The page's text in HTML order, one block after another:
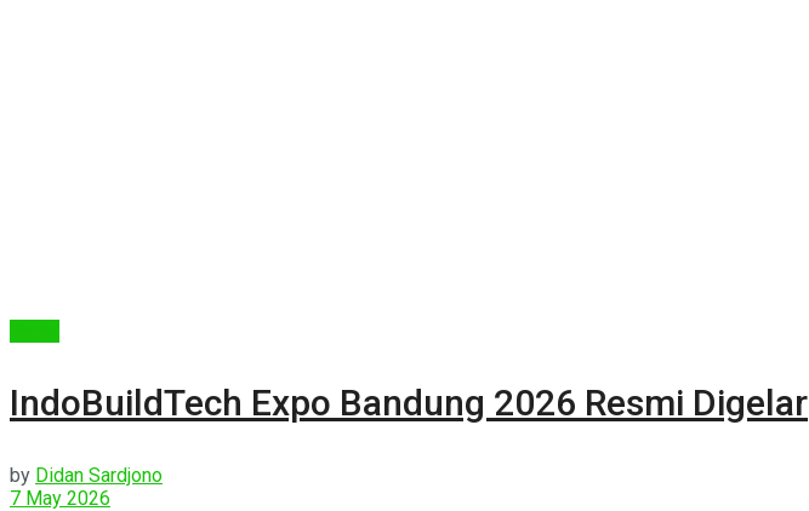
IndoBuildTech Expo Bandung 2026 Resmi Digelar
by Didan Sardjono
7 May 2026